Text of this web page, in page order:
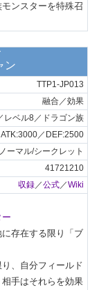
ンスターを特殊召
ン
TTP1-JP013
融合／効果
レベル8／ドラゴン族
ATK:3000／DEF:2500
ノーマル/シークレット
41721210
収録／公式／Wiki
ー
存在する限り「ブ
、自分フィールド
手はそれらを効果